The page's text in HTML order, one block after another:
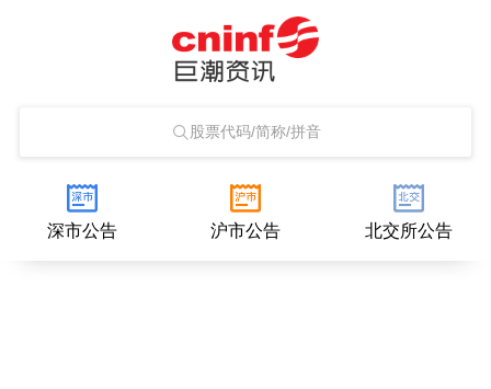
股票代码/简称/拼音
深市公告 沪市公告 北交所公告